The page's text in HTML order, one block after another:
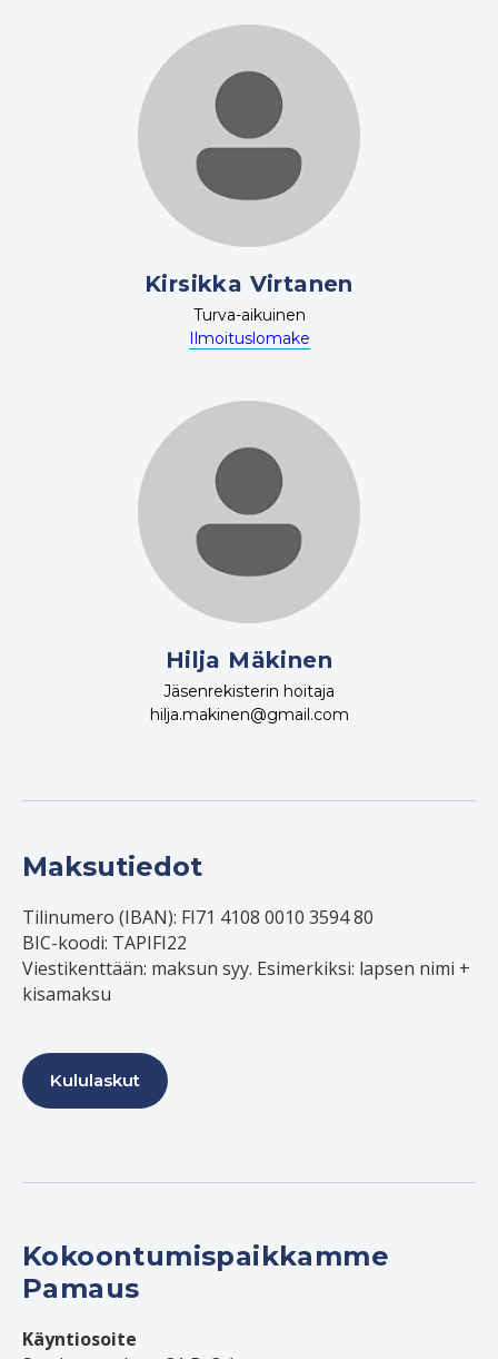
Kirsikka Virtanen
Turva-aikuinen
Ilmoituslomake
Hilja Mäkinen
Jäsenrekisterin hoitaja
hilja.makinen@gmail.com
Maksutiedot
Tilinumero (IBAN): FI71 4108 0010 3594 80
BIC-koodi: TAPIFI22
Viestikenttään: maksun syy. Esimerkiksi: lapsen nimi +
kisamaksu
Kululaskut
Kokoontumispaikkamme
Pamaus
Käyntiosoite